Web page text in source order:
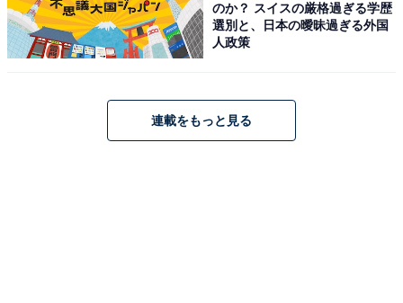
のか？ スイスの厳格過ぎる学歴
選別と、日本の曖昧過ぎる外国
人政策
連載をもっと見る